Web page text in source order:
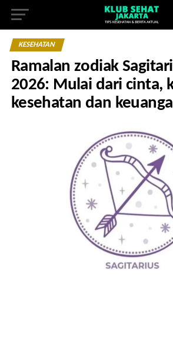
KESEHATAN
Ramalan zodiak
2026: Mulai dari cinta,
kesehatan dan